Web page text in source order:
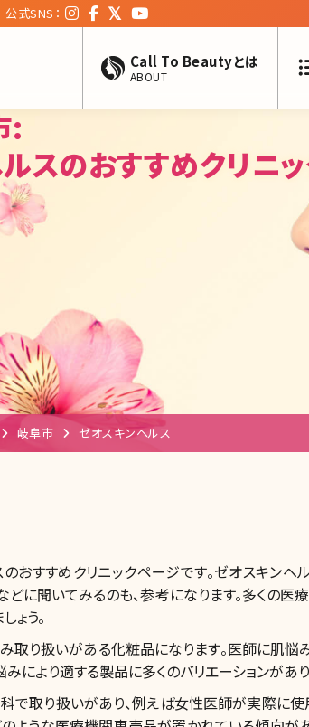
公式SNS：
Call To Beautyとは
ABOUT
:
スのおすすめクリニ
岐阜市 ゼオスキンヘルス
おすすめクリニックページです。ゼオスキンヘ
に聞いてみるのも、参考になります。多くの医
ょう。
取り扱いがある化粧品になります。医師に肌悩
みにより適する製品に多くのバリエーションがあり
で取り扱いがあり、例えば女性医師が実際に使